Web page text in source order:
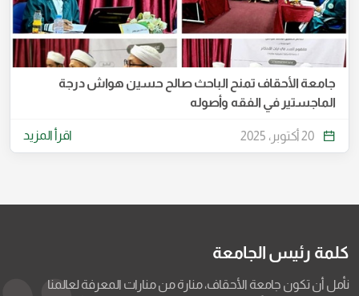
جامعة الأحقاف تمنح الباحث صالح حسين هواش درجة
الماجستير في الفقه وأصوله
20 أكتوبر، 2025 اقرأ المزيد
كلمة رئيس الجامعة
نأمل أن تكون جامعة الأحقاف، منارة من منارات المعرفة لعالمنا